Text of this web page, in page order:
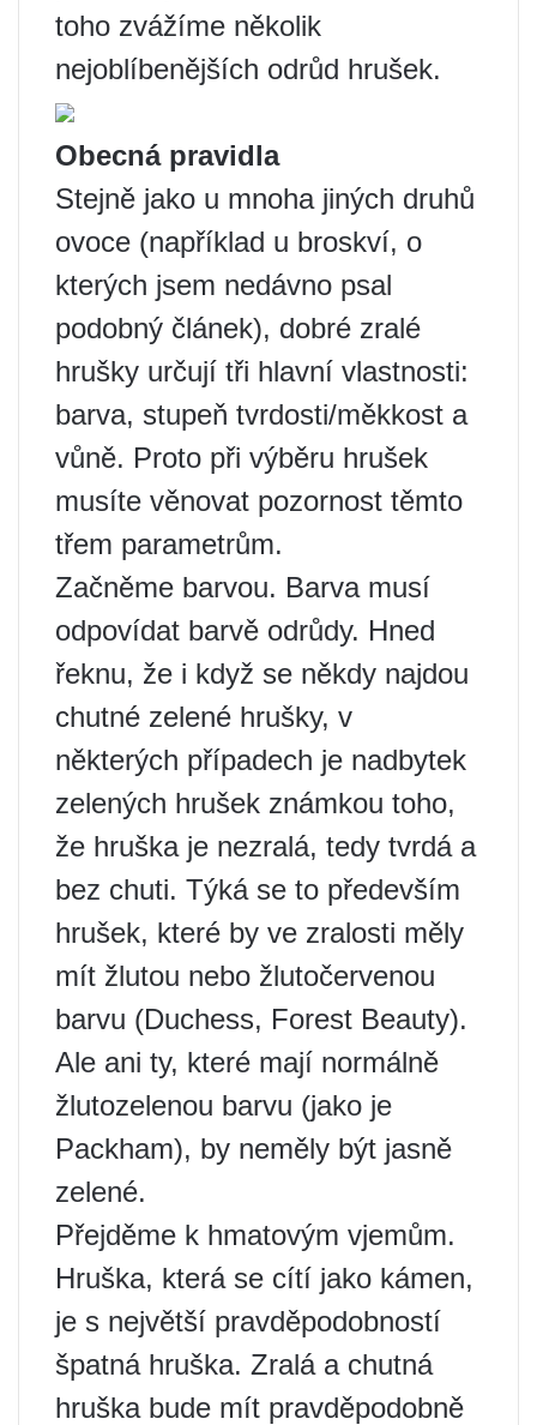
toho zvážíme několik
nejoblíbenějších odrůd hrušek.
Obecná pravidla
Stejně jako u mnoha jiných druhů
ovoce (například u broskví, o
kterých jsem nedávno psal
podobný článek), dobré zralé
hrušky určují tři hlavní vlastnosti:
barva, stupeň tvrdosti/měkkost a
vůně. Proto při výběru hrušek
musíte věnovat pozornost těmto
třem parametrům.
Začněme barvou. Barva musí
odpovídat barvě odrůdy. Hned
řeknu, že i když se někdy najdou
chutné zelené hrušky, v
některých případech je nadbytek
zelených hrušek známkou toho,
že hruška je nezralá, tedy tvrdá a
bez chuti. Týká se to především
hrušek, které by ve zralosti měly
mít žlutou nebo žlutočervenou
barvu (Duchess, Forest Beauty).
Ale ani ty, které mají normálně
žlutozelenou barvu (jako je
Packham), by neměly být jasně
zelené.
Přejděme k hmatovým vjemům.
Hruška, která se cítí jako kámen,
je s největší pravděpodobností
špatná hruška. Zralá a chutná
hruška bude mít pravděpodobně